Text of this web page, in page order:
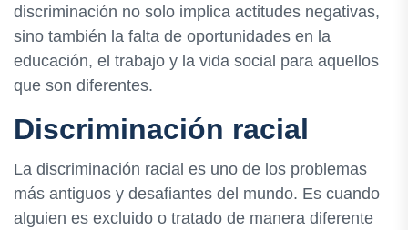
discriminación no solo implica actitudes negativas,
sino también la falta de oportunidades en la
educación, el trabajo y la vida social para aquellos
que son diferentes.
Discriminación racial
La discriminación racial es uno de los problemas
más antiguos y desafiantes del mundo. Es cuando
alguien es excluido o tratado de manera diferente